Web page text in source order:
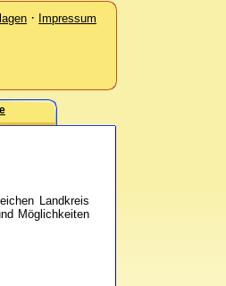
· Impressum
Landkreis
Möglichkeiten